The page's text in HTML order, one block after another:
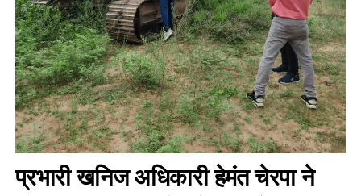
प्रभारी खनिज अधिकारी हेमंत चेरपा ने